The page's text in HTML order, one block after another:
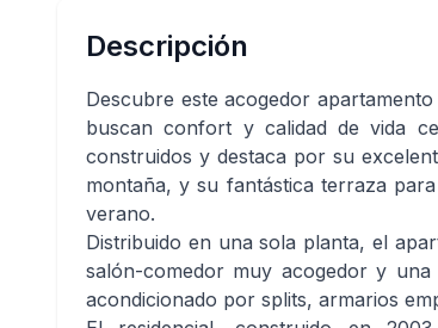
Descripción
Descubre este acogedor
buscan confort y calidad de vida
construidos y destaca por su
montaña, y su fantástica terraza
verano.
Distribuido en una sola planta, el
salón-comedor muy acogedor y una
acondicionado por splits, armarios